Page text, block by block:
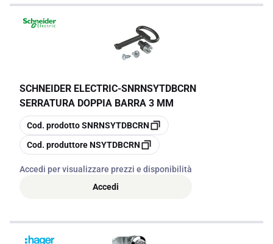
SCHNEIDER ELECTRIC-SNRNSYTDBCRN
SERRATURA DOPPIA BARRA 3 MM
copia
Cod. prodottoSNRNSYTDBCRN
copia
Cod. produttoreNSYTDBCRN
Accedi per visualizzare prezzi e disponibilità
Accedi